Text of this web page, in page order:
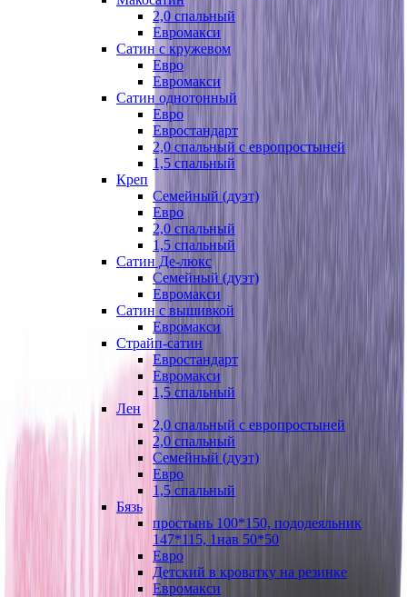
2,0 спальный
Евромакси
Сатин с кружевом
Евро
Евромакси
Сатин однотонный
Евро
Евростандарт
2,0 спальный с европростыней
1,5 спальный
Креп
Семейный (дуэт)
Евро
2,0 спальный
1,5 спальный
Сатин Де-люкс
Семейный (дуэт)
Евромакси
Сатин с вышивкой
Евромакси
Страйп-сатин
Евростандарт
Евромакси
1,5 спальный
Лен
2,0 спальный с европростыней
2,0 спальный
Семейный (дуэт)
Евро
1,5 спальный
Бязь
простынь 100*150, пододеяльник
147*115, 1нав 50*50
Евро
Детский в кроватку на резинке
Евромакси